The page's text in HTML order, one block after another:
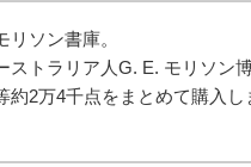
ソン書庫。
ストラリア人G. E. モリソン
2万4千点をまとめて購入し